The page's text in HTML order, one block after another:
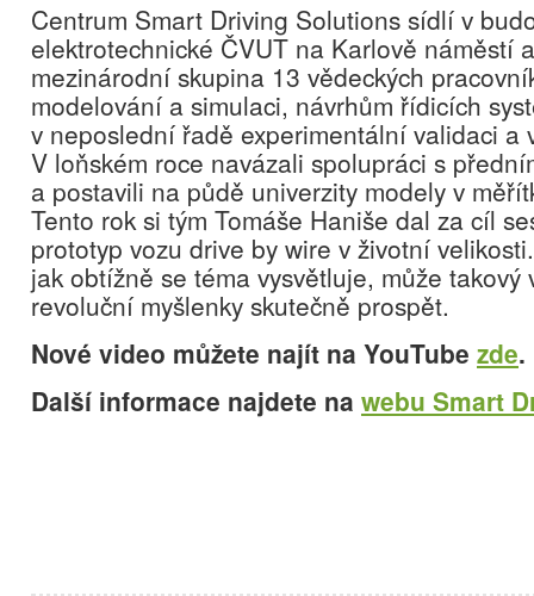
Centrum Smart Driving Solutions sídlí v
elektrotechnické ČVUT na Karlově náměstí
mezinárodní skupina 13 vědeckých
modelování a simulaci, návrhům řídicích
v neposlední řadě experimentální validaci a
V loňském roce navázali spolupráci s
a postavili na půdě univerzity modely v
Tento rok si tým Tomáše Haniše dal za cíl
prototyp vozu drive by wire v životní
jak obtížně se téma vysvětluje, může takový
revoluční myšlenky skutečně prospět.
Nové video můžete najít na YouTube zde.
Další informace najdete na webu Smart